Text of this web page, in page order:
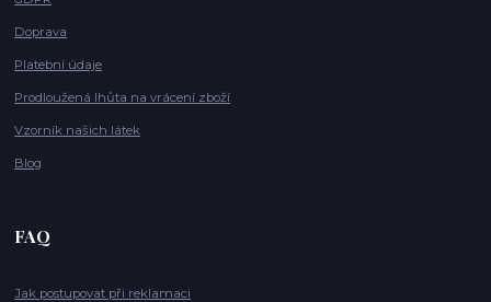
Doprava
Platební údaje
Prodloužená lhůta na vrácení zboží
Vzorník našich látek
Blog
FAQ
Jak postupovat při reklamaci